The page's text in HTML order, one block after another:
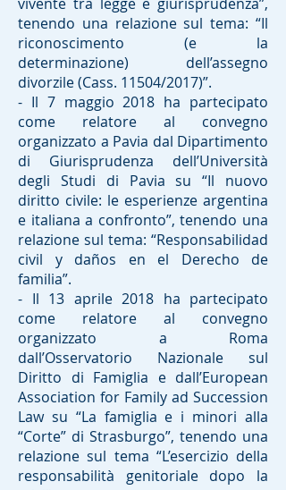
tenendo una relazione sul tema: “Il
riconoscimento (e la
determinazione) dell’assegno
divorzile (Cass. 11504/2017)”.
- Il 7 maggio 2018 ha partecipato
come relatore al convegno
organizzato a Pavia dal Dipartimento
di Giurisprudenza dell’Università
degli Studi di Pavia su “Il nuovo
diritto civile: le esperienze argentina
e italiana a confronto”, tenendo una
relazione sul tema: “Responsabilidad
civil y daños en el Derecho de
familia”.
- Il 13 aprile 2018 ha partecipato
come relatore al convegno
organizzato a Roma
dall’Osservatorio Nazionale sul
Diritto di Famiglia e dall’European
Association for Family ad Succession
Law su “La famiglia e i minori alla
“Corte” di Strasburgo”, tenendo una
relazione sul tema “L’esercizio della
responsabilità genitoriale dopo la